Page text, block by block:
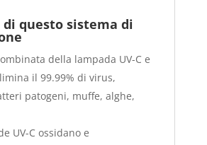
di questo sistema di
della lampada UV-C e
il 99.99% di virus,
patogeni, muffe, alghe,
UV-C ossidano e